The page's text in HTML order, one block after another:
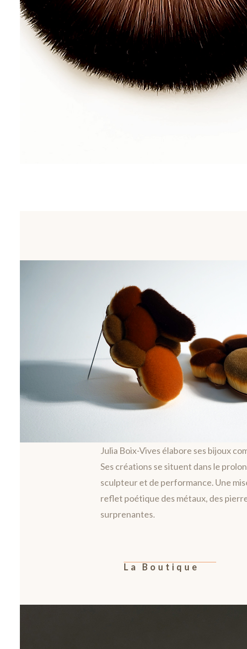
Yule : L'univers
Julia Boix-Vives élabore ses bijoux
Ses créations se situent dans le
sculpteur et de performance. Une
reflet poétique des métaux, des
surprenantes.
La Boutique